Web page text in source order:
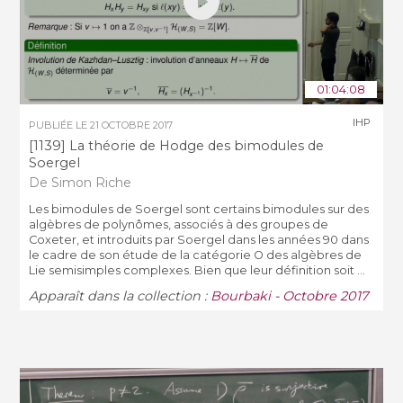
01:04:08
PUBLIÉE LE21 OCTOBRE 2017
[1139] La théorie de Hodge des bimodules de
Soergel
De Simon Riche
IHP
Les bimodules de Soergel sont certains bimodules sur des
algèbres de polynômes, associés à des groupes de
Coxeter, et introduits par Soergel dans les années 90 dans
le cadre de son étude de la catégorie O des algèbres de
Lie semisimples complexes. Bien que leur définition soit ...
Apparaît dans la collection : Bourbaki - Octobre 2017